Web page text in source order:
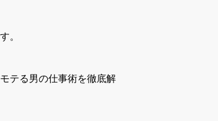
。
テる男の仕事術を徹底解